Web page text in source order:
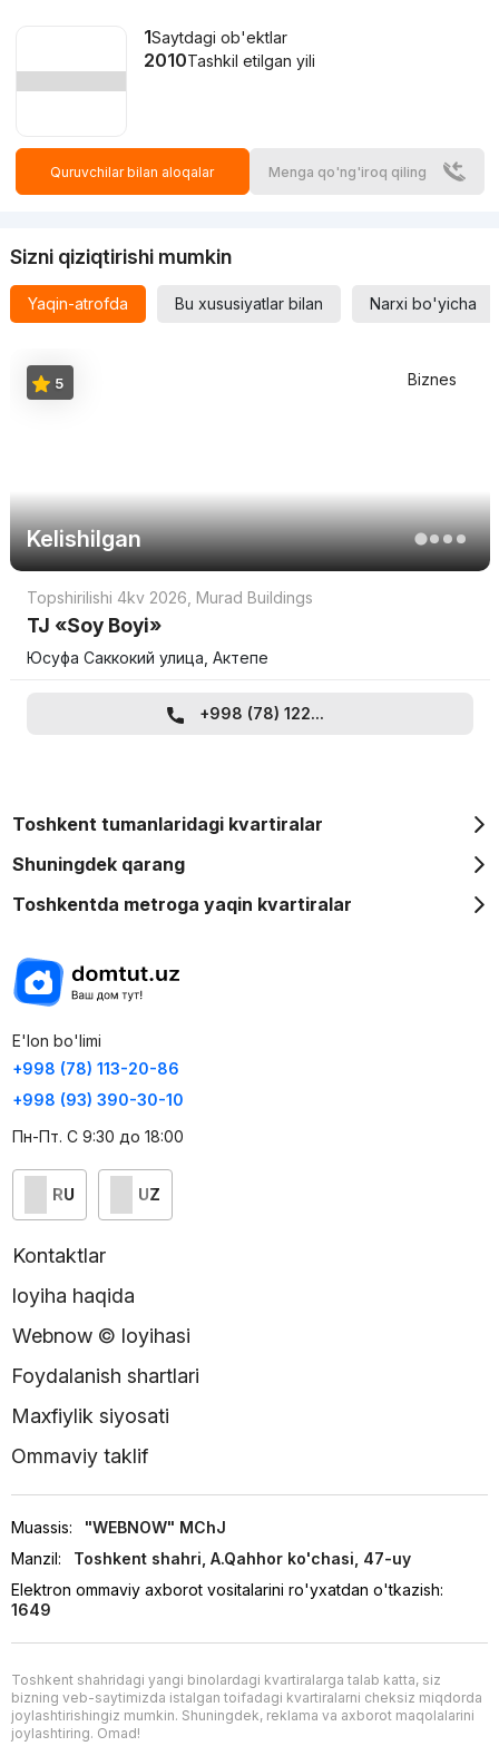
1Saytdagi ob'ektlar
2010Tashkil etilgan yili
Quruvchilar bilan aloqalar Menga qo'ng'iroq qiling
Sizni qiziqtirishi mumkin
Yaqin-atrofda Bu xususiyatlar bilan Narxi bo'yicha
Biznes
Kelishilgan
5
Topshirilishi 4kv 2026 Murad Buildings
TJ «Soy Boyi»
Юсуфа Саккокий улица, Актепе
+998 (78) 122...
Toshkent tumanlaridagi kvartiralar
Shuningdek qarang
Toshkentda metroga yaqin kvartiralar
E'lon bo'limi
+998 (78) 113-20-86
+998 (93) 390-30-10
Пн-Пт. С 9:30 до 18:00
RU UZ
Kontaktlar
loyiha haqida
Webnow © loyihasi
Foydalanish shartlari
Maxfiylik siyosati
Ommaviy taklif
Muassis:
"WEBNOW" MChJ
Manzil:
Toshkent shahri, A.Qahhor ko'chasi, 47-uy
Elektron ommaviy axborot vositalarini ro'yxatdan o'tkazish:
1649
Toshkent shahridagi yangi binolardagi kvartiralarga talab katta, siz
bizning veb-saytimizda istalgan toifadagi kvartiralarni cheksiz miqdorda
joylashtirishingiz mumkin. Shuningdek, reklama va axborot maqolalarini
joylashtiring. Omad!